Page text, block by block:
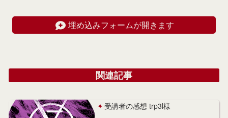
埋め込みフォームが開きます
関連記事
受講者の感想 trp3l様